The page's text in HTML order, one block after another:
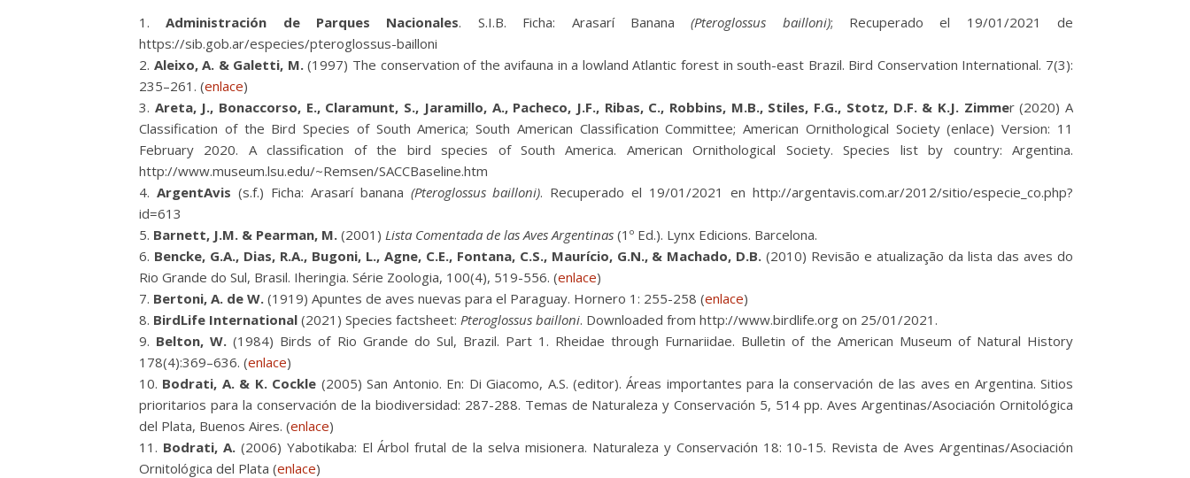
Administración de Parques Nacionales. S.I.B. Ficha: Arasarí Banana(Pteroglossus bailloni); Recuperado el 19/01/2021 de
https://sib.gob.ar/especies/pteroglossus-bailloni
Aleixo, A. & Galetti, M.(1997) The conservation of the avifauna in a lowland Atlantic forest in south-east Brazil. Bird Conservation International. 7(3):
235–261. (enlace)
Areta, J., Bonaccorso, E., Claramunt, S., Jaramillo, A., Pacheco, J.F., Ribas, C., Robbins, M.B., Stiles, F.G., Stotz, D.F. & K.J. Zimmer (2020) A
Classification of the Bird Species of South America; South American Classification Committee; American Ornithological Society (enlace) Version: 11
February 2020. A classification of the bird species of South America. American Ornithological Society. Species list by country: Argentina.
http://www.museum.lsu.edu/~Remsen/SACCBaseline.htm
ArgentAvis (s.f.) Ficha: Arasarí banana (Pteroglossus bailloni). Recuperado el 19/01/2021 en http://argentavis.com.ar/2012/sitio/especie_co.php?
id=613
Barnett, J.M. & Pearman, M. (2001) Lista Comentada de las Aves Argentinas (1º Ed.). Lynx Edicions. Barcelona.
Bencke, G.A., Dias, R.A., Bugoni, L., Agne, C.E., Fontana, C.S., Maurício, G.N., & Machado, D.B. (2010) Revisão e atualização da lista das aves do
Rio Grande do Sul, Brasil. Iheringia. Série Zoologia, 100(4), 519-556. (enlace)
Bertoni, A. de W. (1919) Apuntes de aves nuevas para el Paraguay. Hornero 1: 255-258 (enlace)
BirdLife International (2021) Species factsheet: Pteroglossus bailloni. Downloaded from http://www.birdlife.org on 25/01/2021.
Belton, W. (1984) Birds of Rio Grande do Sul, Brazil. Part 1. Rheidae through Furnariidae. Bulletin of the American Museum of Natural History
178(4):369–636. (enlace)
Bodrati, A. & K. Cockle (2005) San Antonio. En: Di Giacomo, A.S. (editor). Áreas importantes para la conservación de las aves en Argentina. Sitios
prioritarios para la conservación de la biodiversidad: 287-288. Temas de Naturaleza y Conservación 5, 514 pp. Aves Argentinas/Asociación Ornitológica
del Plata, Buenos Aires. (enlace)
Bodrati, A.(2006) Yabotikaba: El Árbol frutal de la selva misionera. Naturaleza y Conservación 18: 10-15. Revista de Aves Argentinas/Asociación
Ornitológica del Plata (enlace)